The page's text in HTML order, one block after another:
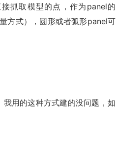
抓取模型的点，作为panel的
方式），圆形或者弧形panel可
用的这种方式建的没问题，如